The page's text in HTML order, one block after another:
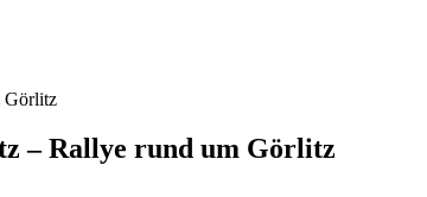
Görlitz
– Rallye rund um Görlitz